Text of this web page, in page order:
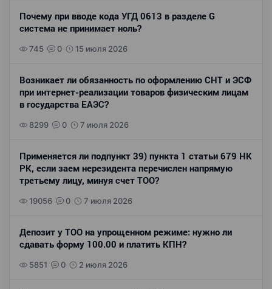
Почему при вводе кода УГД 0613 в разделе G
система не принимает ноль?
745 0 15 июля 2026
Возникает ли обязанность по оформлению СНТ и ЭСФ
при интернет-реализации товаров физическим лицам
в государства ЕАЭС?
8299 0 7 июля 2026
Применяется ли подпункт 39) пункта 1 статьи 679 НК
РК, если заем нерезидента перечислен напрямую
третьему лицу, минуя счет ТОО?
19056 0 7 июля 2026
Депозит у ТОО на упрощенном режиме: нужно ли
сдавать форму 100.00 и платить КПН?
5851 0 2 июля 2026